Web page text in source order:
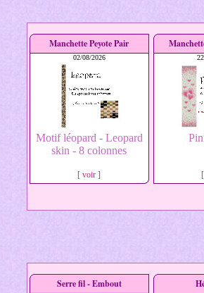
Manchette Peyote Pair
02/08/2026
Motif léopard - Leopard
skin - 8 colonnes
[ voir ]
Serre fil - Embout